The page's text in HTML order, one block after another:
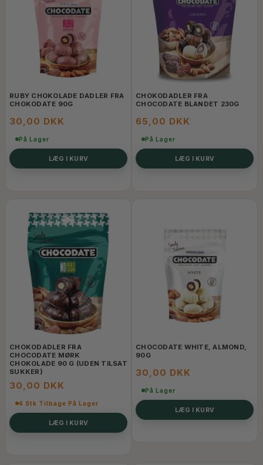
RUBY CHOKOLADE DADLER FRA
CHOKODATE 90G
30,00 DKK
På Lager
LÆG I KURV
CHOKODADLER FRA
CHOCODATE BLANDET 230G
65,00 DKK
På Lager
LÆG I KURV
CHOKODADLER FRA
CHOCODATE MØRK
CHOKOLADE 90 G (UDEN TILSAT
SUKKER)
30,00 DKK
4 Stk Tilbage På Lager
LÆG I KURV
CHOCODATE WHITE, ALMOND,
90G
30,00 DKK
På Lager
LÆG I KURV